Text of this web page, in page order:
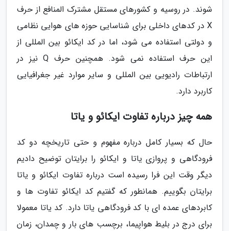
شوند. در روسیه و کشورهای مستقل مشترک المنافع از حرف
X در کدهای داخلی برای شناسایی حوزه های هوایی نظامی
و دولتی استفاده می شود، اما در کد ایکائو بین المللی از
این حرف استفاده نمی شود. همچنین حرف Q نیز در
ارتباطات رادیویی بین المللی و سایر موارد غیر جغرافیایی
کاربرد دارد.
همه چیز درباره تفاوت ایکائو و یاتا
حال که بسیار کامل درباره مفهوم و حتی تاریخچه دو کد
فرودگاهی و پروازی یاتا و ایکائو را برایتان توضیح دادیم
دیگر وقت این فرا رسیده است درباره تفاوت ایکائو و یاتا
برایتان بگوییم. همانطور که گفتیم کد ایکائو تفاوت ها و
کابردهای عمده ای با کد فرودگاهی یاتا دارد. کد یاتا معمولا
برای درج در بلیط هواپیما، برچسب های بار و چمدان، زمان